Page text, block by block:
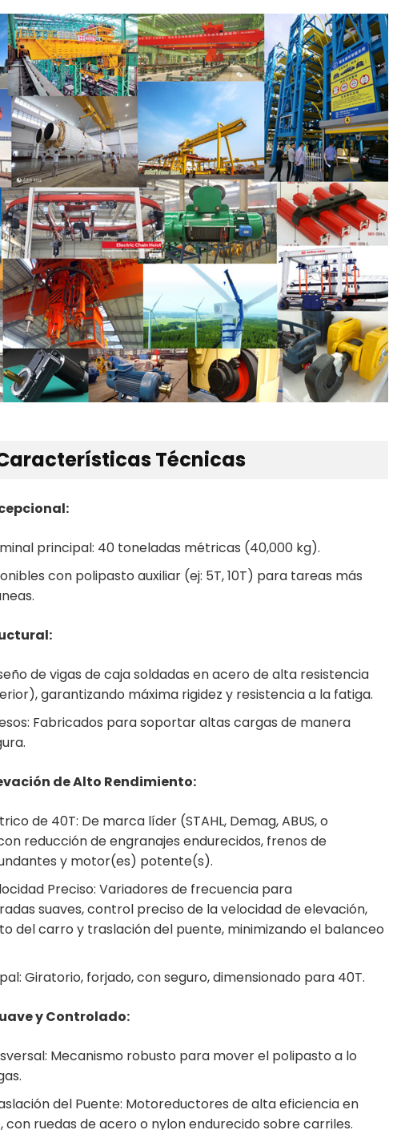
Técnicas
principal: 40 toneladas métricas (40,000 kg).
con polipasto auxiliar (ej: 5T, 10T) para tareas más
de vigas de caja soldadas en acero de alta resistencia
garantizando máxima rigidez y resistencia a la fatiga.
Fabricados para soportar altas cargas de manera
de Alto Rendimiento:
de 40T: De marca líder (STAHL, Demag, ABUS, o
reducción de engranajes endurecidos, frenos de
y motor(es) potente(s).
Preciso: Variadores de frecuencia para
suaves, control preciso de la velocidad de elevación,
del carro y traslación del puente, minimizando el balanceo
Giratorio, forjado, con seguro, dimensionado para 40T.
y Controlado:
Mecanismo robusto para mover el polipasto a lo
del Puente: Motoreductores de alta eficiencia en
ruedas de acero o nylon endurecido sobre carriles.